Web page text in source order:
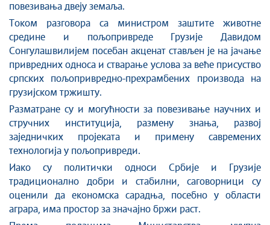
Издвојене теме
COVID-19 - архива
повезивања двеју земаља.
Током разговора са министром заштите животне
средине и пољопривреде Грузије Давидом
Сонгулашвилијем посебан акценат стављен је на јачање
привредних односа и стварање услова за веће присуство
српских пољопривредно-прехрамбених производа на
грузијском тржишту.
Разматране су и могућности за повезивање научних и
стручних институција, размену знања, развој
заједничких пројеката и примену савремених
технологија у пољопривреди.
Иако су политички односи Србије и Грузије
традиционално добри и стабилни, саговорници су
оценили да економска сарадња, посебно у области
аграра, има простор за значајно бржи раст.